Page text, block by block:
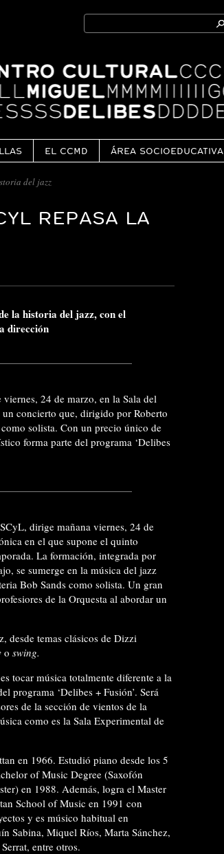
Search
for:
EL CCMD ÁREA SOCIOEDUCATIVA
del jazz
REPASA LA
la historia del jazz, con el
dirección
24 de marzo, en la Sala del
concierto que, dirigido por Roberto
solista. Con un precio único de
forma parte del programa ‘Delibes
dirige mañana viernes, 24 de
en el que supone el quinto
La formación, integrada por
se sumerge en la música del jazz
Bob Sands como solista. Un gran
de la Orquesta al abordar un
desde temas clásicos de Dizzi
o swing.
tocar música totalmente diferente a la
programa ‘Delibes + Fusión’. Será
de la sección de vientos de la
como es la Sala Experimental de
en 1966. Estudió piano desde los 5
of Music Degree (Saxofón
en 1988. Además, logra el Master
School of Music en 1991 con
y es músico habitual en
Sabina, Miquel Ríos, Marta Sánchez,
entre otros.